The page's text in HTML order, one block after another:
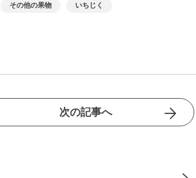
その他の果物 いちじく
次の記事へ